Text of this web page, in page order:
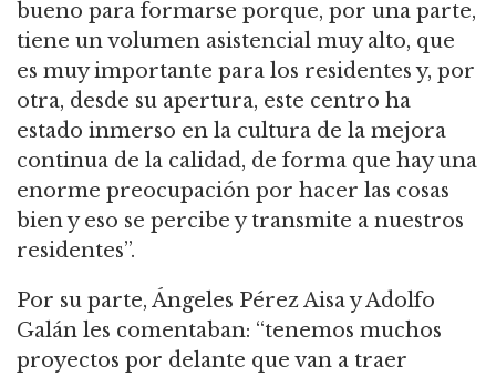
bueno para formarse porque, por una parte,
tiene un volumen asistencial muy alto, que
es muy importante para los residentes y, por
otra, desde su apertura, este centro ha
estado inmerso en la cultura de la mejora
continua de la calidad, de forma que hay una
enorme preocupación por hacer las cosas
bien y eso se percibe y transmite a nuestros
residentes”.
Por su parte, Ángeles Pérez Aisa y Adolfo
Galán les comentaban: “tenemos muchos
proyectos por delante que van a traer